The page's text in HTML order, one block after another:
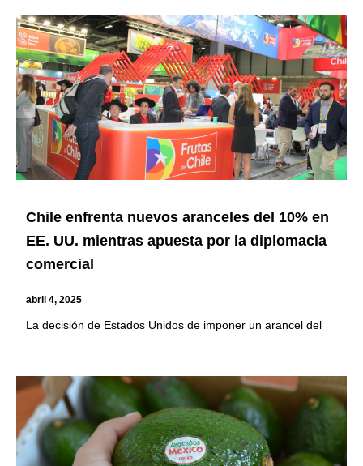
Chile enfrenta nuevos aranceles del 10% en
EE. UU. mientras apuesta por la diplomacia
comercial
abril 4, 2025
La decisión de Estados Unidos de imponer un arancel del